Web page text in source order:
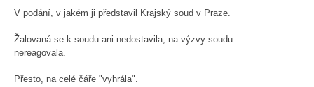
V podání, v jakém ji představil Krajský soud v Praze.
Žalovaná se k soudu ani nedostavila, na výzvy soudu
nereagovala.
Přesto, na celé čáře "vyhrála".